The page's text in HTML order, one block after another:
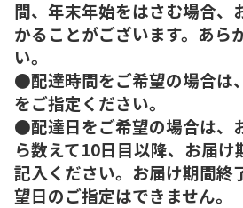
間、年末年始をはさむ場合、
かることがございます。あら
い。
●配達時間をご希望の場合は
をご指定ください。
●配達日をご希望の場合は、
ら数えて10日目以降、お届
記入ください。お届け期間終
望日のご指定はできません。